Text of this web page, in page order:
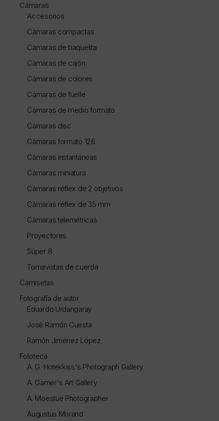
Cámaras
Accesorios
Cámaras compactas
Cámaras de baquelita
Cámaras de cajón
Cámaras de colores
Cámaras de fuelle
Cámaras de medio formato
Cámaras disc
Cámaras formato 126
Cámaras instantáneas
Cámaras miniatura
Cámaras réflex de 2 objetivos
Cámaras réflex de 35 mm
Cámaras telemétricas
Proyectores
Súper 8
Tomavistas de cuerda
Camisetas
Fotografía de autor
Eduardo Urdangaray
José Ramón Cuesta
Ramón Jiménez López
Fototeca
A. G. Hotekkiss's Photograph Gallery
A. Garner's Art Gallery
A. Moestue Photographer
Augustus Morand